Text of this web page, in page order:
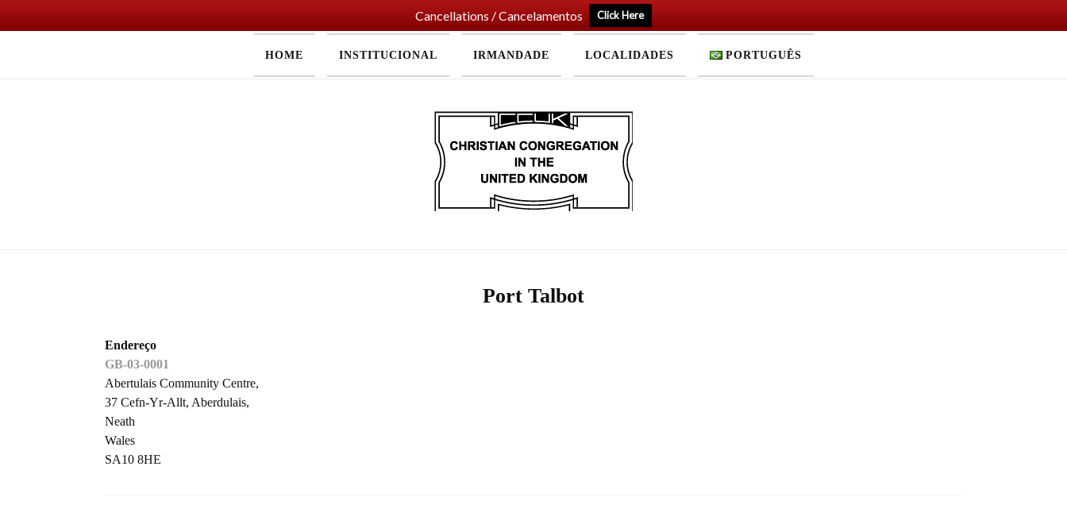
Cancellations / Cancelamentos Click Here
HOME INSTITUCIONAL IRMANDADE LOCALIDADES PORTUGUÊS
Home
Port Talbot
Endereço
GB-03-0001
Abertulais Community Centre,
37 Cefn-Yr-Allt, Aberdulais,
Neath
Wales
SA10 8HE